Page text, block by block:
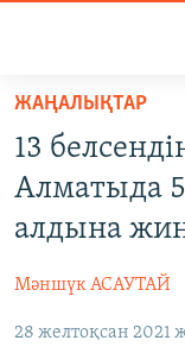
Skip
main
content
to
main
Navigation
Skip
ЖАҢАЛЫҚТАР
АДАМ
ӘЛЕУМЕТ
ЖАҢАЛЫҚТАР
13
Алматыда
алдына
Мәншүк АСАУТАЙ
28 желтоқсан 2021